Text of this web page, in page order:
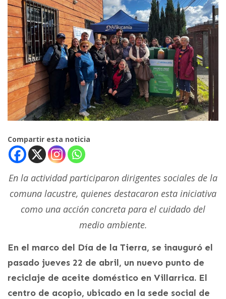
Compartir esta noticia
En la actividad participaron dirigentes sociales de la
comuna lacustre, quienes destacaron esta iniciativa
como una acción concreta para el cuidado del
medio ambiente.
En el marco del Día de la Tierra, se inauguró el
pasado jueves 22 de abril, un nuevo punto de
reciclaje de aceite doméstico en Villarrica. El
centro de acopio, ubicado en la sede social de